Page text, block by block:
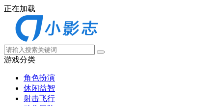
正在加载
游戏分类
角色扮演
休闲益智
射击飞行